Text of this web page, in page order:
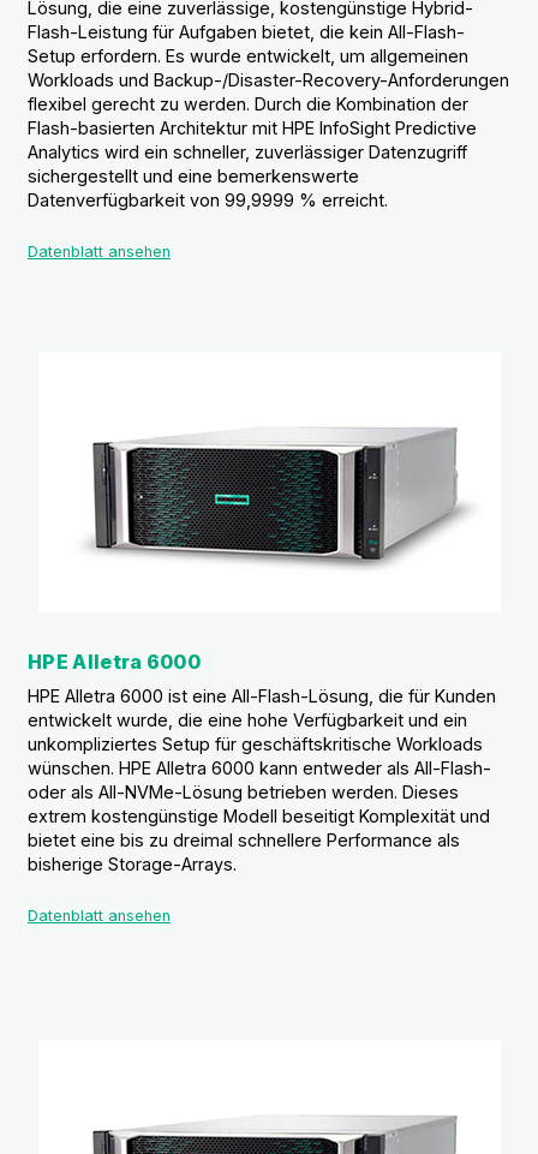
Lösung, die eine zuverlässige, kostengünstige Hybrid-
Flash-Leistung für Aufgaben bietet, die kein All-Flash-
Setup erfordern. Es wurde entwickelt, um allgemeinen
Workloads und Backup-/Disaster-Recovery-Anforderungen
flexibel gerecht zu werden. Durch die Kombination der
Flash-basierten Architektur mit HPE InfoSight Predictive
Analytics wird ein schneller, zuverlässiger Datenzugriff
sichergestellt und eine bemerkenswerte
Datenverfügbarkeit von 99,9999 % erreicht.
Datenblatt ansehen
HPE Alletra 6000
HPE Alletra 6000 ist eine All-Flash-Lösung, die für Kunden
entwickelt wurde, die eine hohe Verfügbarkeit und ein
unkompliziertes Setup für geschäftskritische Workloads
wünschen. HPE Alletra 6000 kann entweder als All-Flash-
oder als All-NVMe-Lösung betrieben werden. Dieses
extrem kostengünstige Modell beseitigt Komplexität und
bietet eine bis zu dreimal schnellere Performance als
bisherige Storage-Arrays.
Datenblatt ansehen